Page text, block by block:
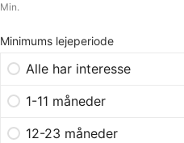
Min.
Minimums lejeperiode
Alle har interesse
1-11 måneder
12-23 måneder